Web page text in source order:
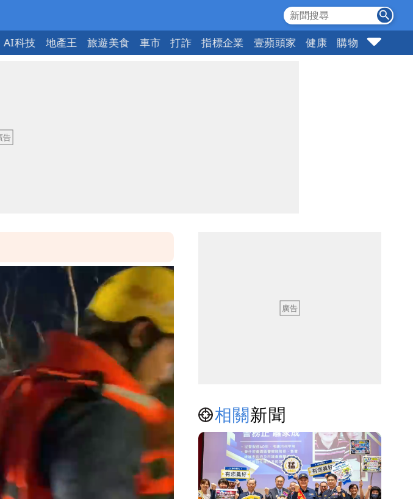
AI科技 地產王 旅遊美食 車市 打詐 指標企業 壹蘋頭家 健康 購物 女神
相關新聞